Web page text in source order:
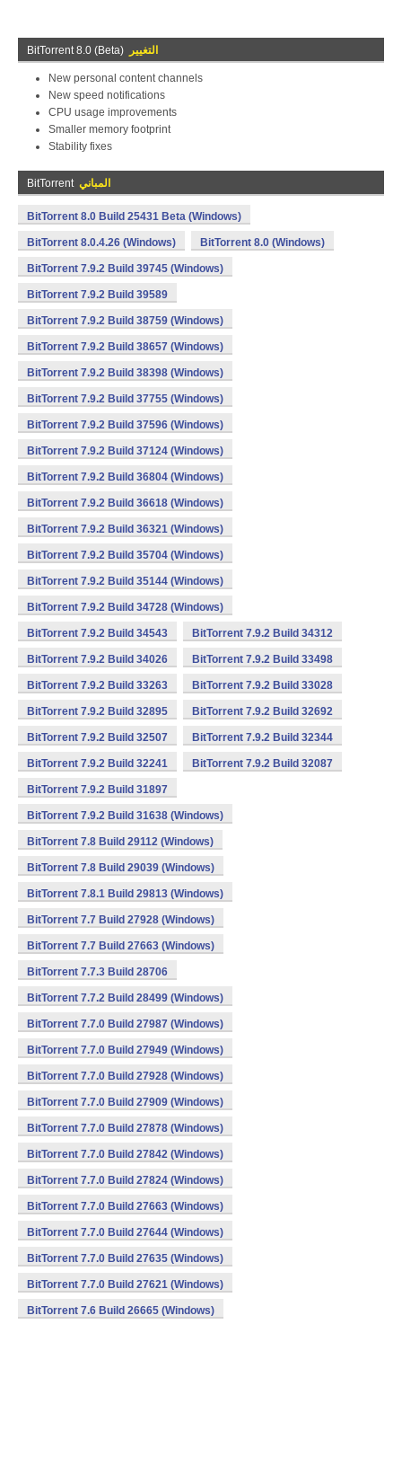
BitTorrent 8.0 (Beta) التغيير
New personal content channels
New speed notifications
CPU usage improvements
Smaller memory footprint
Stability fixes
BitTorrent المباني
BitTorrent 8.0 Build 25431 Beta (Windows)
BitTorrent 8.0.4.26 (Windows) BitTorrent 8.0 (Windows)
BitTorrent 7.9.2 Build 39745 (Windows)
BitTorrent 7.9.2 Build 39589
BitTorrent 7.9.2 Build 38759 (Windows)
BitTorrent 7.9.2 Build 38657 (Windows)
BitTorrent 7.9.2 Build 38398 (Windows)
BitTorrent 7.9.2 Build 37755 (Windows)
BitTorrent 7.9.2 Build 37596 (Windows)
BitTorrent 7.9.2 Build 37124 (Windows)
BitTorrent 7.9.2 Build 36804 (Windows)
BitTorrent 7.9.2 Build 36618 (Windows)
BitTorrent 7.9.2 Build 36321 (Windows)
BitTorrent 7.9.2 Build 35704 (Windows)
BitTorrent 7.9.2 Build 35144 (Windows)
BitTorrent 7.9.2 Build 34728 (Windows)
BitTorrent 7.9.2 Build 34543 BitTorrent 7.9.2 Build 34312
BitTorrent 7.9.2 Build 34026 BitTorrent 7.9.2 Build 33498
BitTorrent 7.9.2 Build 33263 BitTorrent 7.9.2 Build 33028
BitTorrent 7.9.2 Build 32895 BitTorrent 7.9.2 Build 32692
BitTorrent 7.9.2 Build 32507 BitTorrent 7.9.2 Build 32344
BitTorrent 7.9.2 Build 32241 BitTorrent 7.9.2 Build 32087
BitTorrent 7.9.2 Build 31897
BitTorrent 7.9.2 Build 31638 (Windows)
BitTorrent 7.8 Build 29112 (Windows)
BitTorrent 7.8 Build 29039 (Windows)
BitTorrent 7.8.1 Build 29813 (Windows)
BitTorrent 7.7 Build 27928 (Windows)
BitTorrent 7.7 Build 27663 (Windows)
BitTorrent 7.7.3 Build 28706
BitTorrent 7.7.2 Build 28499 (Windows)
BitTorrent 7.7.0 Build 27987 (Windows)
BitTorrent 7.7.0 Build 27949 (Windows)
BitTorrent 7.7.0 Build 27928 (Windows)
BitTorrent 7.7.0 Build 27909 (Windows)
BitTorrent 7.7.0 Build 27878 (Windows)
BitTorrent 7.7.0 Build 27842 (Windows)
BitTorrent 7.7.0 Build 27824 (Windows)
BitTorrent 7.7.0 Build 27663 (Windows)
BitTorrent 7.7.0 Build 27644 (Windows)
BitTorrent 7.7.0 Build 27635 (Windows)
BitTorrent 7.7.0 Build 27621 (Windows)
BitTorrent 7.6 Build 26665 (Windows)